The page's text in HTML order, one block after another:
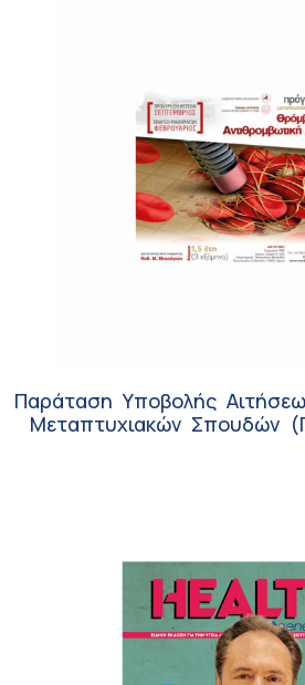
Παράταση Υποβολής
Μεταπτυχιακών Σπουδών
«Θρόμβωση και